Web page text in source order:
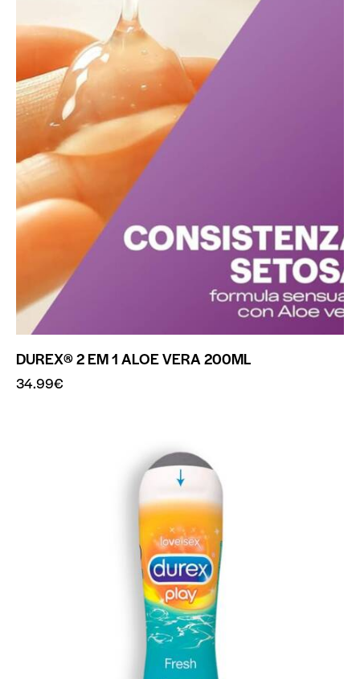
DUREX® 2 EM 1 ALOE VERA 200ML
34.99€